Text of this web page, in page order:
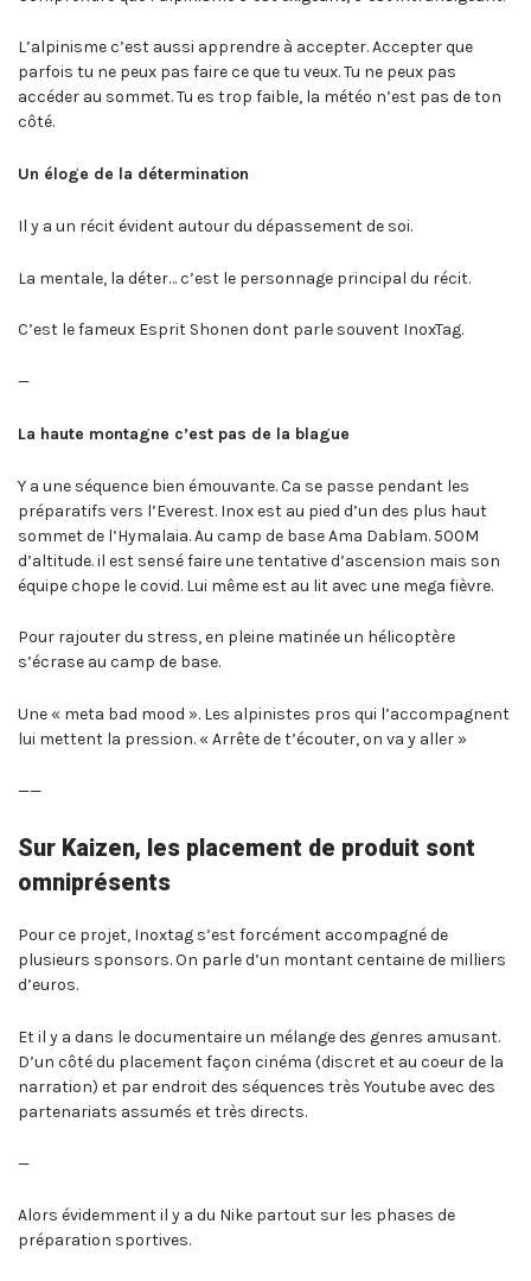
L’alpinisme c’est aussi apprendre à accepter. Accepter que
parfois tu ne peux pas faire ce que tu veux. Tu ne peux pas
accéder au sommet. Tu es trop faible, la météo n’est pas de ton
côté.
Un éloge de la détermination
Il y a un récit évident autour du dépassement de soi.
La mentale, la déter… c’est le personnage principal du récit.
C’est le fameux Esprit Shonen dont parle souvent InoxTag.
—
La haute montagne c’est pas de la blague
Y a une séquence bien émouvante. Ca se passe pendant les
préparatifs vers l’Everest. Inox est au pied d’un des plus haut
sommet de l’Hymalaia. Au camp de base Ama Dablam. 500M
d’altitude. il est sensé faire une tentative d’ascension mais son
équipe chope le covid. Lui même est au lit avec une mega fièvre.
Pour rajouter du stress, en pleine matinée un hélicoptère
s’écrase au camp de base.
Une « meta bad mood ». Les alpinistes pros qui l’accompagnent
lui mettent la pression. « Arrête de t’écouter, on va y aller »
——
Sur Kaizen, les placement de produit sont
omniprésents
Pour ce projet, Inoxtag s’est forcément accompagné de
plusieurs sponsors. On parle d’un montant centaine de milliers
d’euros.
Et il y a dans le documentaire un mélange des genres amusant.
D’un côté du placement façon cinéma (discret et au coeur de la
narration) et par endroit des séquences très Youtube avec des
partenariats assumés et très directs.
—
Alors évidemment il y a du Nike partout sur les phases de
préparation sportives.